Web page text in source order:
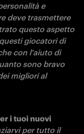
e
deve trasmettere
questo aspetto
giocatori di
con l'aiuto di
sono bravo
migliori al
i tuoi nuovi
per tutto il